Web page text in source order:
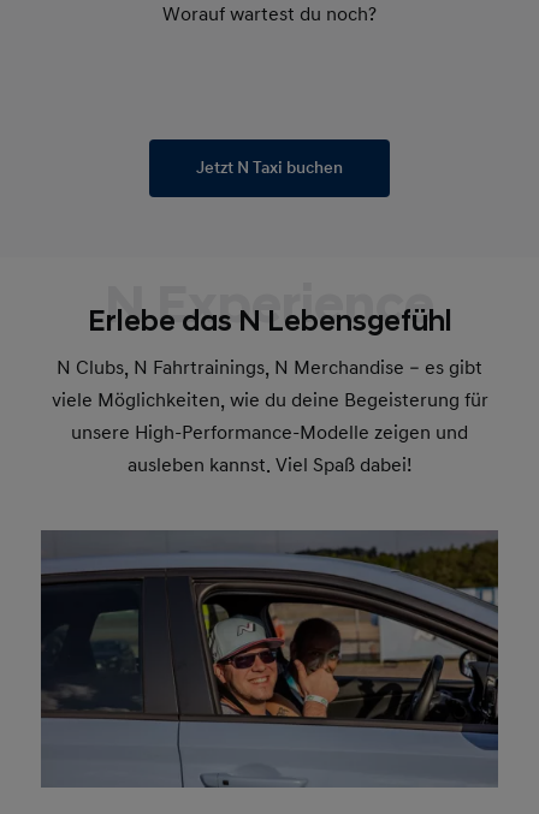
Worauf wartest du noch?
Jetzt N Taxi buchen
N Experience
Erlebe das N Lebensgefühl
N Clubs, N Fahrtrainings, N Merchandise – es gibt
viele Möglichkeiten, wie du deine Begeisterung für
unsere High-Performance-Modelle zeigen und
ausleben kannst. Viel Spaß dabei!